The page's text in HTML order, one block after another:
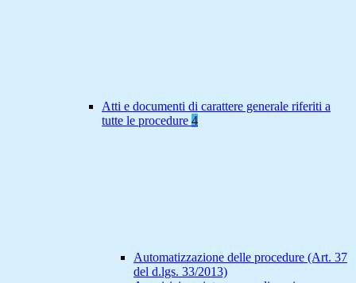
Atti e documenti di carattere generale riferiti a
tutte le procedure 4
Automatizzazione delle procedure (Art. 37
del d.lgs. 33/2013)